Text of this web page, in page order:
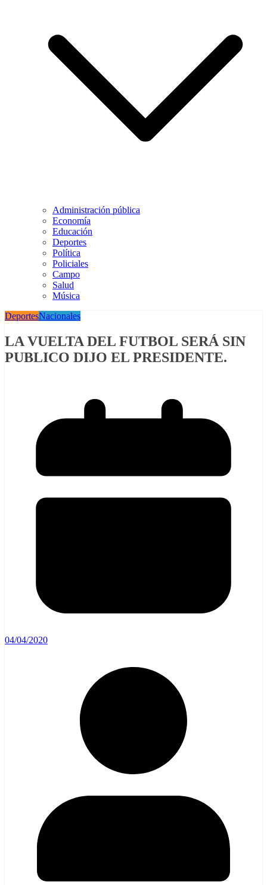
Administración pública
Economía
Educación
Deportes
Política
Policiales
Campo
Salud
Música
DeportesNacionales
LA VUELTA DEL FUTBOL SERÁ SIN
PUBLICO DIJO EL PRESIDENTE.
04/04/2020